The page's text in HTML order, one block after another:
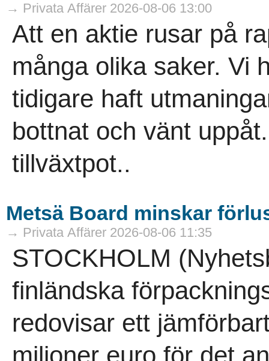
→ Privata Affärer 2026-08-06 13:00
Att en aktie rusar på
många olika saker. Vi
tidigare haft
bottnat och vänt
tillväxtpot..
Metsä Board minskar
→ Privata Affärer 2026-08-06 11:35
STOCKHOLM
finländska
redovisar ett
miljoner euro för det